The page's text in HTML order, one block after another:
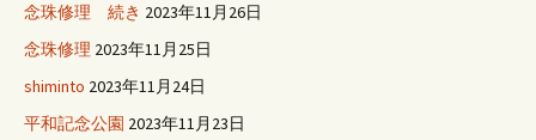
念珠修理 続き 2023年11月26日
念珠修理 2023年11月25日
shiminto 2023年11月24日
平和記念公園 2023年11月23日